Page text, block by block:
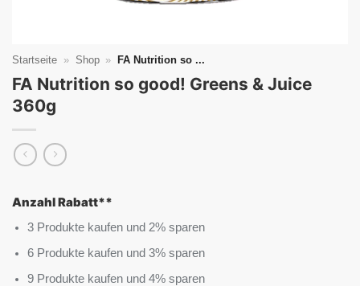
Startseite » Shop » FA Nutrition so ...
FA Nutrition so good! Greens & Juice
360g
Anzahl Rabatt**
3 Produkte kaufen und 2% sparen
6 Produkte kaufen und 3% sparen
9 Produkte kaufen und 4% sparen